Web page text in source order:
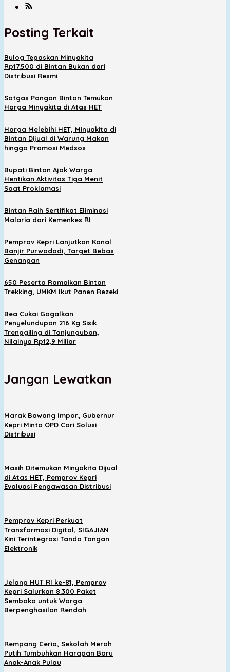
Posting Terkait
Bulog Tegaskan Minyakita
Rp17.500 di Bintan Bukan dari
Distribusi Resmi
Satgas Pangan Bintan Temukan
Harga Minyakita di Atas HET
Harga Melebihi HET, Minyakita di
Bintan Dijual di Warung Makan
hingga Promosi Medsos
Bupati Bintan Ajak Warga
Hentikan Aktivitas Tiga Menit
Saat Proklamasi
Bintan Raih Sertifikat Eliminasi
Malaria dari Kemenkes RI
Pemprov Kepri Lanjutkan Kanal
Banjir Purwodadi, Target Bebas
Genangan
650 Peserta Ramaikan Bintan
Trekking, UMKM Ikut Panen Rezeki
Bea Cukai Gagalkan
Penyelundupan 216 Kg Sisik
Trenggiling di Tanjunguban,
Nilainya Rp12,9 Miliar
Jangan Lewatkan
Marak Bawang Impor, Gubernur
Kepri Minta OPD Cari Solusi
Distribusi
Masih Ditemukan Minyakita Dijual
di Atas HET, Pemprov Kepri
Evaluasi Pengawasan Distribusi
Pemprov Kepri Perkuat
Transformasi Digital, SIGAJIAN
Kini Terintegrasi Tanda Tangan
Elektronik
Jelang HUT RI ke-81, Pemprov
Kepri Salurkan 8.300 Paket
Sembako untuk Warga
Berpenghasilan Rendah
Rempang Ceria, Sekolah Merah
Putih Tumbuhkan Harapan Baru
Anak-Anak Pulau